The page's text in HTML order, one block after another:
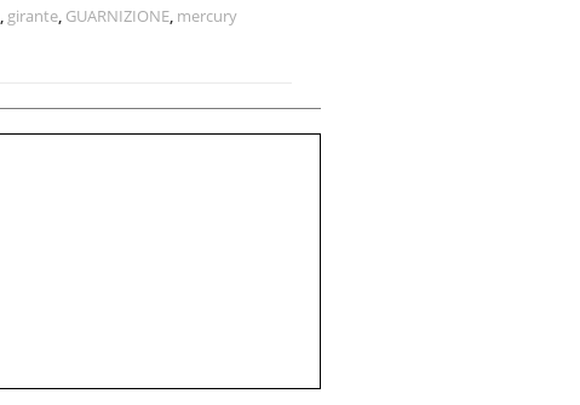
, girante, GUARNIZIONE, mercury